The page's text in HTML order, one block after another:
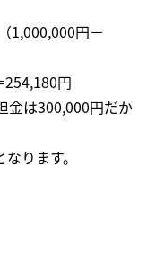
1,000,000円－
円
金は300,000円だか
ります。